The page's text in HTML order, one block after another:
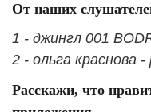
От наших
1 - джингл 001
2 - ольга краснова -
Расскажи, что